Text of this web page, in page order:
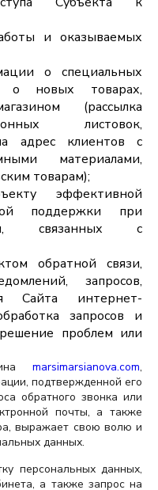
и оказываемых
о специальных
о новых товарах,
(рассылка
листовок,
адрес клиентов с
материалами,
товарам);
эффективной
поддержки при
связанных с
обратной связи,
запросов,
Сайта интернет-
запросов и
проблем или
marsimarsianova.com,
подтвержденной его
обратного звонка или
почты, а также
выражает свою волю и
данных.
персональных данных,
а также запрос на